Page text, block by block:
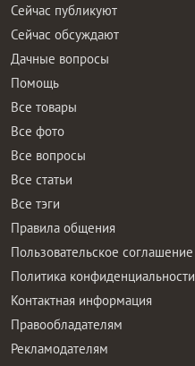
Сейчас публикуют
Сейчас обсуждают
Дачные вопросы
Помощь
Все товары
Все фото
Все вопросы
Все статьи
Все тэги
Правила общения
Пользовательское соглашение
Политика конфиденциальности
Контактная информация
Правообладателям
Рекламодателям